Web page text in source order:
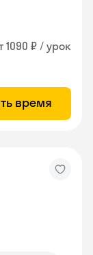
1090 ₽ / урок
время